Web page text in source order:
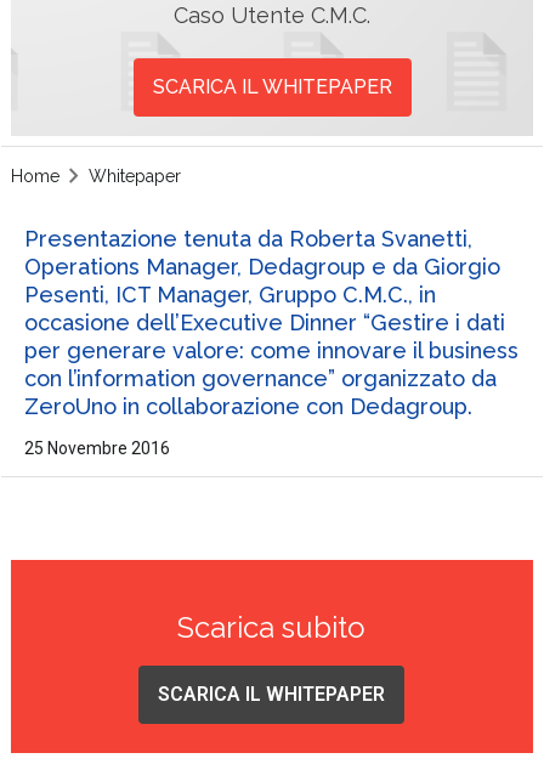
Caso Utente C.M.C.
SCARICA IL WHITEPAPER
Home Whitepaper
Presentazione tenuta da Roberta Svanetti,
Operations Manager, Dedagroup e da Giorgio
Pesenti, ICT Manager, Gruppo C.M.C., in
occasione dell’Executive Dinner “Gestire i dati
per generare valore: come innovare il business
con l’information governance” organizzato da
ZeroUno in collaborazione con Dedagroup.
25 Novembre 2016
Scarica subito
SCARICA IL WHITEPAPER